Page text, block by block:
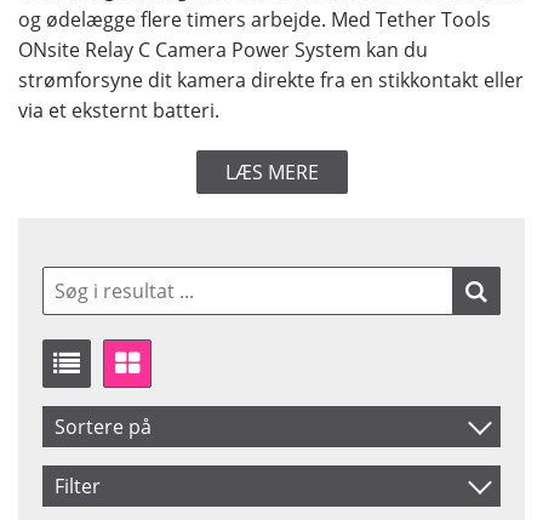
og ødelægge flere timers arbejde. Med Tether Tools
ONsite Relay C Camera Power System kan du
strømforsyne dit kamera direkte fra en stikkontakt eller
via et eksternt batteri.
LÆS MERE
Sortere på
Produkt Nr.
Filter